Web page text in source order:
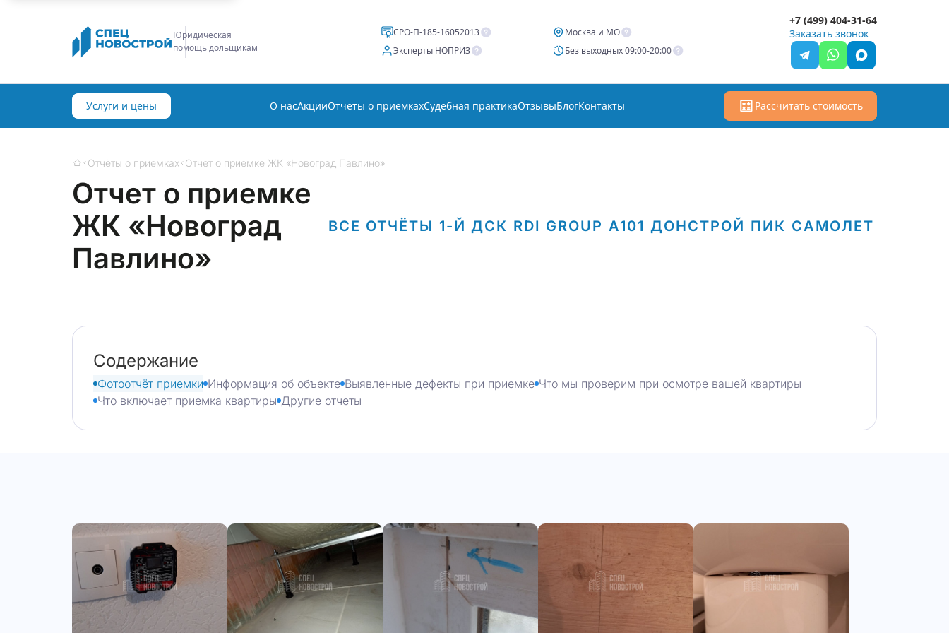
Строительная
экспертиза
СРО-П-185-16052013
Москва и МО
Эксперты НОПРИЗ
Без выходных 09:00-20:00
Заказать звонок
+7 (499) 404-31-64
Услуги и цены О насАкцииОтчеты о приемкахСудебная практикаОтзывыБлогКонтакты Рассчитать стоимость
Главная
Отчёты о приемках Отчет о приемке ЖК «Новоград Павлино»
Отчет о приемке
ЖК «Новоград
Павлино»
ВСЕ ОТЧЁТЫ 1-Й ДСК RDI GROUP А101 ДОНСТРОЙ ПИК САМОЛЕТ
Содержание
Фотоотчёт приемки Информация об объекте Выявленные дефекты при приемке Что мы проверим при осмотре вашей квартиры
Что включает приемка квартиры Другие отчеты